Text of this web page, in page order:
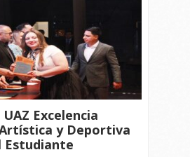
Excelencia
y Deportiva
Estudiante